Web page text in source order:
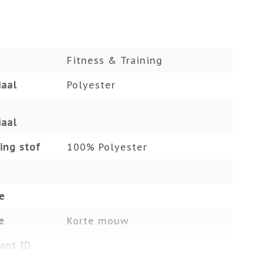
Fitness & Training
Polyester
stof 100% Polyester
Korte mouw
ID